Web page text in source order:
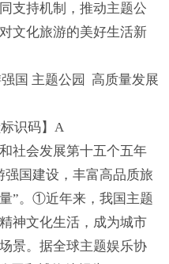
支持机制，推动主题公
文化旅游的美好生活新
国 主题公园 高质量发展
识码】A
社会发展第十五个五年
国建设，丰富高品质旅
”。①近年来，我国主题
神文化生活，成为城市
景。据全球主题娱乐协